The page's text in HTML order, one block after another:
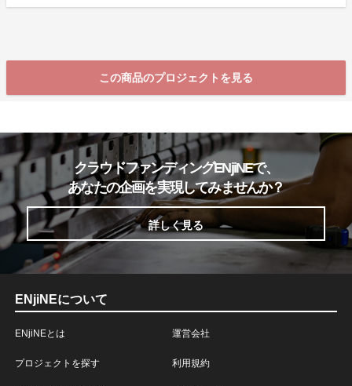
この商品のプロジェクトを見る
クラウドファンディングENjiNEで、
あなたの企画を実現してみませんか？
詳しく見る
ENjiNEについて
ENjiNEとは
プロジェクトを探す
運営会社
利用規約